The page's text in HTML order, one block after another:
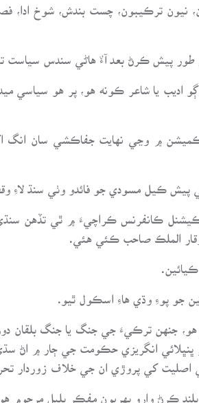
نيون ترڪيبون، چست بندش، شوخ
طور پيش ڪرڻ بعد آءٌ هاڻي سندس سياست
اديب يا شاعر ڪونه هو، پر هو سياسي
۾ وڃي نهايت جفاڪشي سان انگ
پيش ڪيل مسودي جو فائدو وٺي سنڌ لاءِ
ايجوڪيشنل ڪانفرنس ڪراچيءَ ۾ ٿي
الملڪ صاحب ڪئي هئي.
جو پوءِ وڌي هاءِ اسڪول ٿيو.
جنهن ترڪيءَ جي جنگ يا جنگ بلقان
ڀنڀلائي انگريزي حڪومت جي ڄار ۾
اصليت کي پروڙي ان جي خلاف زوردار
ڪرڻ وارو پهريون مفڪر بلبل مرحوم